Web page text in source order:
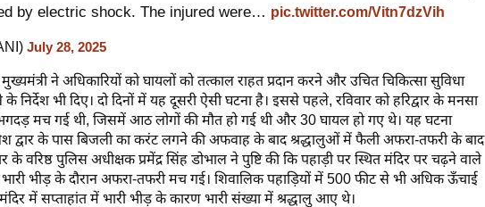
by electric shock. The injured were… pic.twitter.com/Vitn7dzVih
July 28, 2025
ने अधिकारियों को घायलों को तत्काल राहत प्रदान करने और उचित चिकित्सा सुविधा
निर्देश भी दिए। दो दिनों में यह दूसरी ऐसी घटना है। इससे पहले, रविवार को हरिद्वार के मनसा
मच गई थी, जिसमें आठ लोगों की मौत हो गई थी और 30 घायल हो गए थे। यह घटना
द्वार के पास बिजली का करंट लगने की अफवाह के बाद श्रद्धालुओं में फैली अफरा-तफरी के बाद
के वरिष्ठ पुलिस अधीक्षक प्रमेंद्र सिंह डोभाल ने पुष्टि की कि पहाड़ी पर स्थित मंदिर पर चढ़ने वाले
भीड़ के दौरान अफरा-तफरी मच गई। शिवालिक पहाड़ियों में 500 फीट से भी अधिक ऊँचाई
में सप्ताहांत में भारी भीड़ के कारण भारी संख्या में श्रद्धालु आए थे।